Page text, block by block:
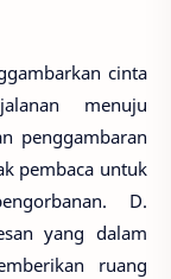
cinta
menuju
penggambaran
pembaca untuk
D.
yang dalam
ruang